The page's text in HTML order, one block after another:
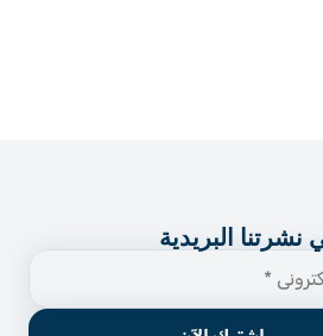
البريدية